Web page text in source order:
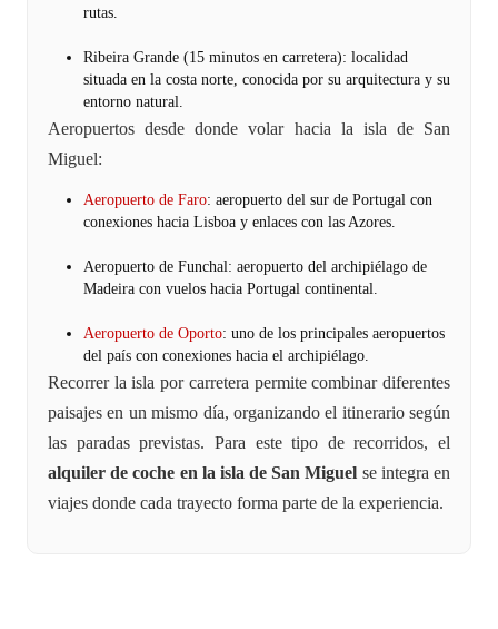
rutas.
Ribeira Grande (15 minutos en carretera): localidad
situada en la costa norte, conocida por su arquitectura y su
entorno natural.
Aeropuertos desde donde volar hacia la isla de San
Miguel:
Aeropuerto de Faro: aeropuerto del sur de Portugal con
conexiones hacia Lisboa y enlaces con las Azores.
Aeropuerto de Funchal: aeropuerto del archipiélago de
Madeira con vuelos hacia Portugal continental.
Aeropuerto de Oporto: uno de los principales aeropuertos
del país con conexiones hacia el archipiélago.
Recorrer la isla por carretera permite combinar diferentes
paisajes en un mismo día, organizando el itinerario según
las paradas previstas. Para este tipo de recorridos, el
alquiler de coche en la isla de San Miguel se integra en
viajes donde cada trayecto forma parte de la experiencia.